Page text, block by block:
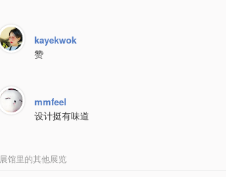
kayekwok
赞
mmfeel
设计挺有味道
展馆里的其他展览